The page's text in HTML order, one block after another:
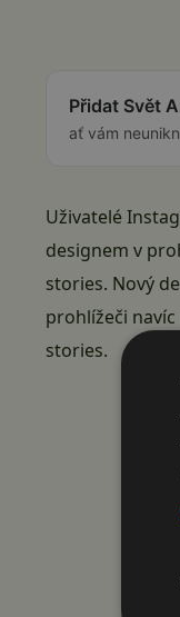
Přidat Svět
ať vám
Uživatelé
designem v
stories. Nový
prohlížeči
stories.